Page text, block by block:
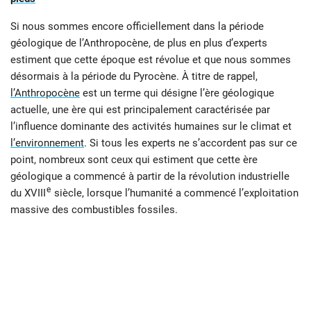
Si nous sommes encore officiellement dans la période
géologique de l’Anthropocène, de plus en plus d’experts
estiment que cette époque est révolue et que nous sommes
désormais à la période du Pyrocène. À titre de rappel,
l’Anthropocène est un terme qui désigne l’ère géologique
actuelle, une ère qui est principalement caractérisée par
l’influence dominante des activités humaines sur le climat et
l’environnement. Si tous les experts ne s’accordent pas sur ce
point, nombreux sont ceux qui estiment que cette ère
géologique a commencé à partir de la révolution industrielle
du XVIII
e siècle, lorsque l’humanité a commencé l’exploitation
massive des combustibles fossiles.